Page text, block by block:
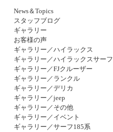
News＆Topics
スタッフブログ
ギャラリー
お客様の声
ギャラリー／ハイラックス
ギャラリー／ハイラックスサーフ
ギャラリー／FJクルーザー
ギャラリー／ランクル
ギャラリー／デリカ
ギャラリー／jeep
ギャラリー／その他
ギャラリー／イベント
ギャラリー／サーフ185系